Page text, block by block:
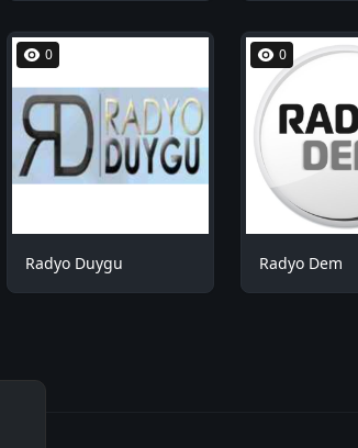
0
Radyo Duygu
0
Radyo Dem